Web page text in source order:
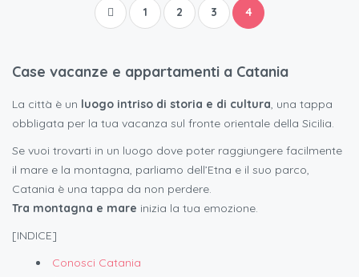
1 2 3 4
Case vacanze e appartamenti a Catania
La città è un luogo intriso di storia e di cultura, una tappa
obbligata per la tua vacanza sul fronte orientale della Sicilia.
Se vuoi trovarti in un luogo dove poter raggiungere facilmente
il mare e la montagna, parliamo dell’Etna e il suo parco,
Catania è una tappa da non perdere.
Tra montagna e mare inizia la tua emozione.
[INDICE]
Conosci Catania